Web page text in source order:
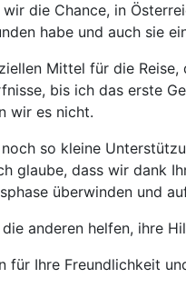
die Chance, in
habe und auch sie
Mittel für die
bis ich das erste
wir es nicht.
so kleine
glaube, dass wir dank
überwinden und
anderen helfen, ihre
für Ihre Freundlichkeit